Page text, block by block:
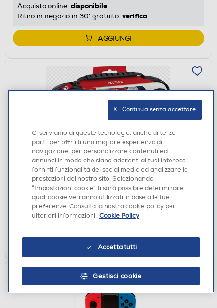
Acquisto online: disponibile
Ritiro in negozio in 30' gratuito: verifica
AGGIUNGI
ACCESSORI HOME ENTERTAINMENT
BIG BEN - CUSTODIA MARIO SWITCH-Fantasia
€ 14,90
€ 24,99consigliato
Acquisto online:disponibile
Ritiro in negozio in 30' gratuito:verifica
AGGIUNGI
Ci serviamo di queste tecnologie, anche di terze
parti, per offrirti una migliore esperienza di
navigazione, per personalizzare contenuti ed
annunci in modo che siano aderenti ai tuoi interessi,
fornirti funzionalità dei social media ed analizzare le
prestazioni del nostro sito. Selezionando
“Impostazioni cookie” ti sarà possibile determinare
quali cookie verranno utilizzati in base alle tue
preferenze. Consulta la nostra cookie policy per
ulteriori informazioni. Cookie Policy
Accetta tutti
Gestisci cookie
X   Continua senza accettare